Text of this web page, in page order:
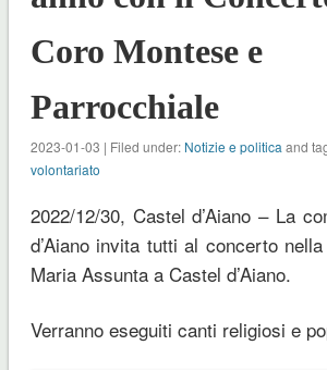
Coro Montese e
Parrocchiale
2023-01-03 | Filed under: Notizie e politica and
volontariato
2022/12/30, Castel d’Aiano – La
d’Aiano invita tutti al concerto
Maria Assunta a Castel d’Aiano.
Verranno eseguiti canti religiosi e